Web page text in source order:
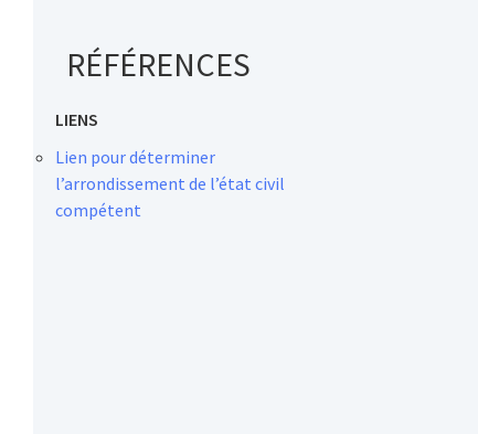
RÉFÉRENCES
LIENS
Lien pour déterminer
l’arrondissement de l’état civil
compétent